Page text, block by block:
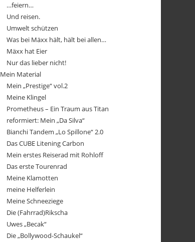
…feiern…
Und reisen.
Umwelt schützen
Was bei Mäxx hält, hält bei allen…
Mäxx hat Eier
Nur das lieber nicht!
Mein Material
Mein „Prestige“ vol.2
Meine Klingel
Prometheus – Ein Traum aus Titan
reformiert: Mein „Da Silva“
Bianchi Tandem „Lo Spillone“ 2.0
Das CUBE Litening Carbon
Mein erstes Reiserad mit Rohloff
Das erste Tourenrad
Meine Klamotten
meine Helferlein
Meine Schneeziege
Die (Fahrrad)Rikscha
Uwes „Becak“
Die „Bollywood-Schaukel“